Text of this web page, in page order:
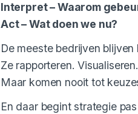
Interpret – Waarom
Act – Wat doen we nu?
De meeste bedrijven blijven
Ze rapporteren. Visualiseren.
Maar komen nooit tot
En daar begint strategie